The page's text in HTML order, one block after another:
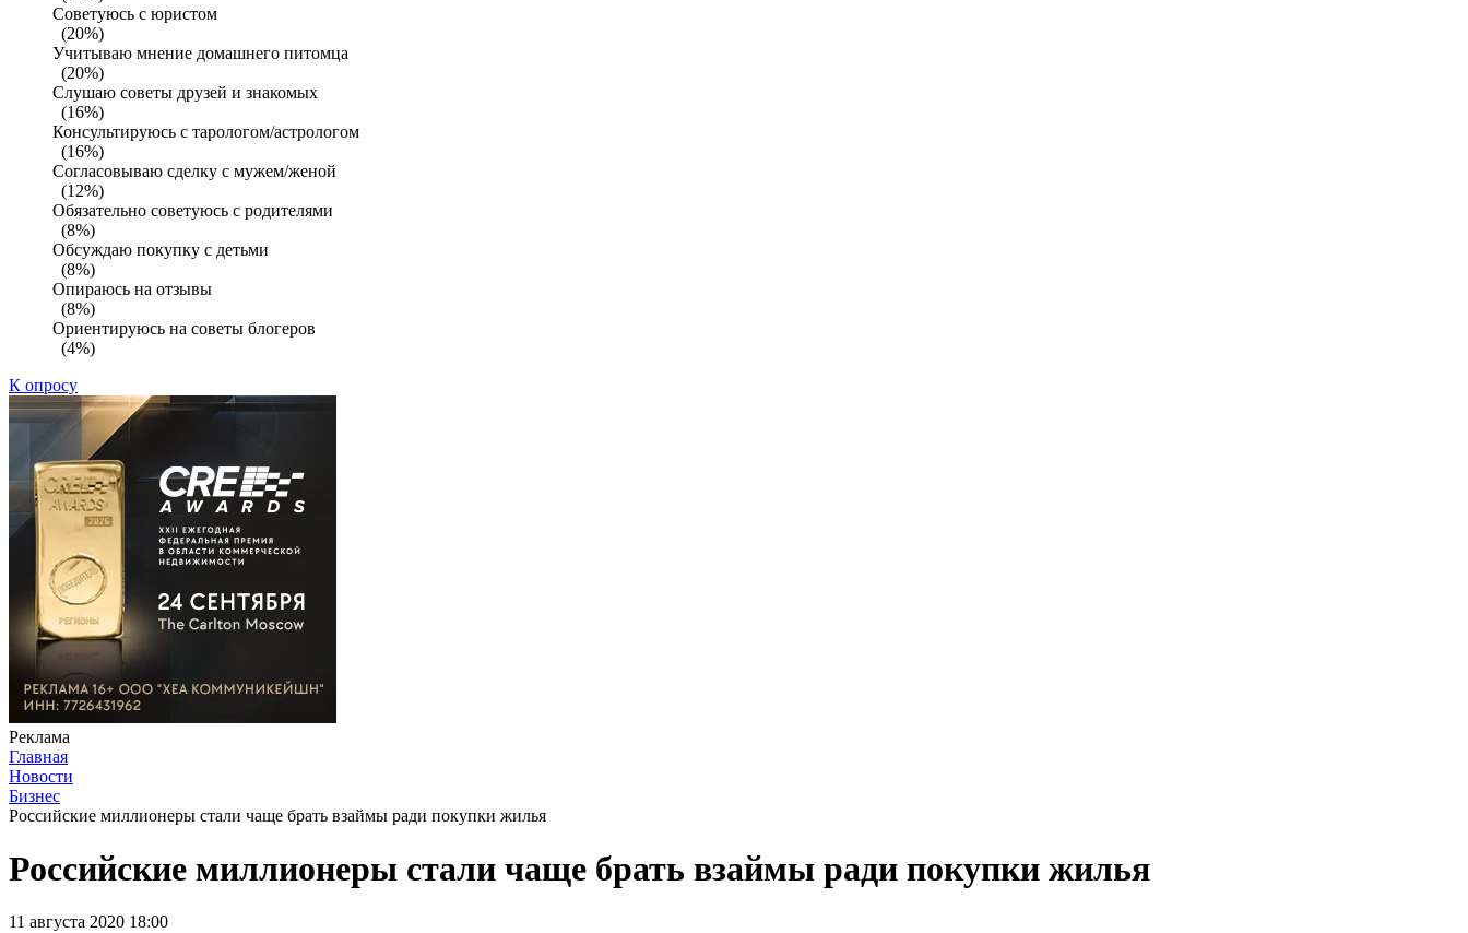
Советуюсь с юристом
(20%)
Учитываю мнение домашнего питомца
(20%)
Слушаю советы друзей и знакомых
(16%)
Консультируюсь с тарологом/астрологом
(16%)
Согласовываю сделку с мужем/женой
(12%)
Обязательно советуюсь с родителями
(8%)
Обсуждаю покупку с детьми
(8%)
Опираюсь на отзывы
(8%)
Ориентируюсь на советы блогеров
(4%)
К опросу
Реклама
Главная
Новости
Бизнес
Российские миллионеры стали чаще брать взаймы ради покупки жилья
Российские миллионеры стали чаще брать взаймы ради покупки жилья
11 августа 2020 18:00